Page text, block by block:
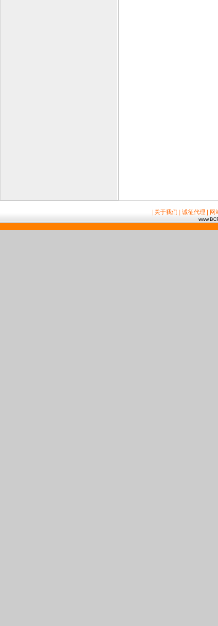
| 关于我们 | 诚征代理 |